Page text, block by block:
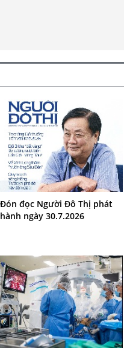
Đón đọc Người Đô Thị phát
hành ngày 30.7.2026